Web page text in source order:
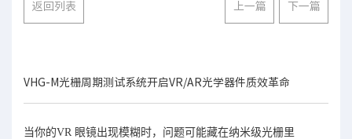
返回列表 上一篇 下一篇
VHG-M光栅周期测试系统开启VR/AR光学器件质效革命
当你的VR 眼镜出现模糊时，问题可能藏在纳米级光栅里